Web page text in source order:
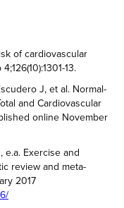
of cardiovascular
13.
J, et al. Normal-
and Cardiovascular
online November
e.a. Exercise and
review and meta-
2017